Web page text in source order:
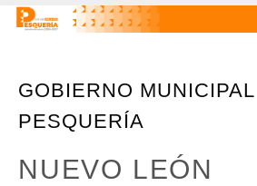
GOBIERNO
PESQUERÍA
NUEVO LEÓN